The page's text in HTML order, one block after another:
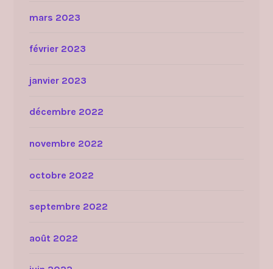
mars 2023
février 2023
janvier 2023
décembre 2022
novembre 2022
octobre 2022
septembre 2022
août 2022